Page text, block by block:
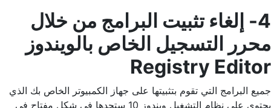
4- إلغاء تثبيت البرامج من خلال
محرر التسجيل الخاص بالويندوز
Registry Editor
جميع البرامج التي تقوم بتثبيتها على جهاز الكمبيوتر الخاص بك الذي
يحتوي على نظام التشغيل ويندوز 10 ستجدها في شكل مفتاح في